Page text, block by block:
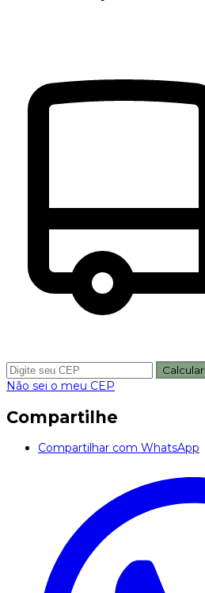
Calcular
Não sei o meu CEP
Compartilhe
Compartilhar com WhatsApp